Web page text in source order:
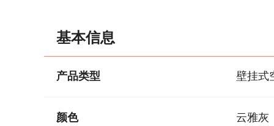
基本信息
产品类型 壁挂式
颜色 云雅灰